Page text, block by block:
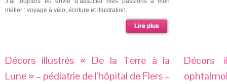
métier : voyage à vélo, écriture et illustration.
Lire plus
Décors illustrés « De la Terre à la
Lune » – pédiatrie de l’hôpital de Flers –
Décors